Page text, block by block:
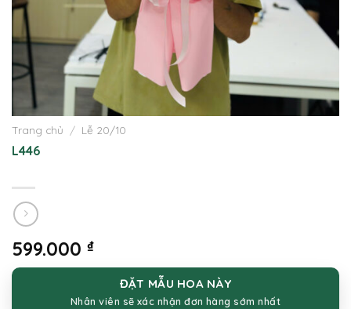
Trang chủ / Lễ 20/10
L446
599.000 ₫
ĐẶT MẪU HOA NÀY
Nhân viên sẽ xác nhận đơn hàng sớm nhất